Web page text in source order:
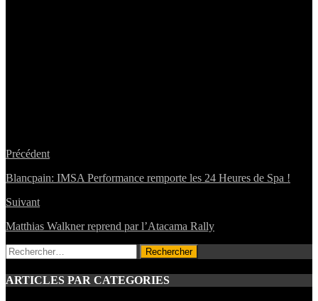
Précédent
Blancpain: IMSA Performance remporte les 24 Heures de Spa !
Suivant
Matthias Walkner reprend par l’Atacama Rally
Rechercher :
ARTICLES PAR CATEGORIES